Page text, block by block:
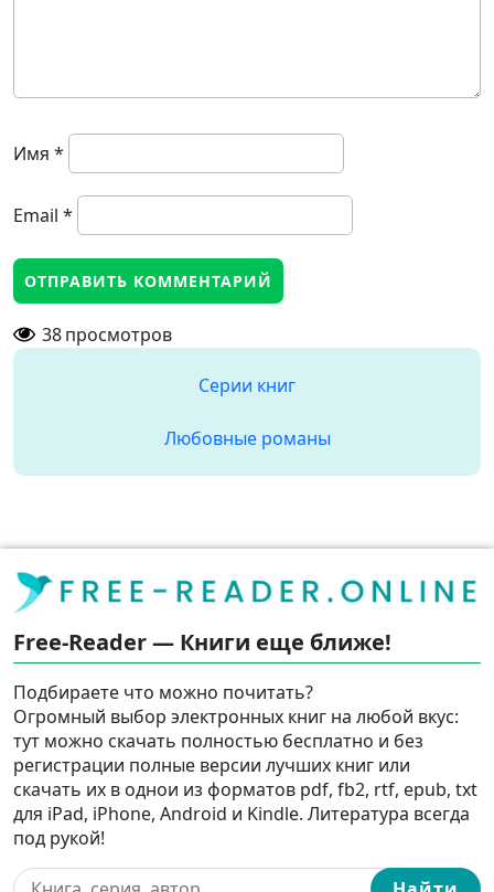
Имя *
Email *
38просмотров
Серии книг
Любовные романы
Free-Reader — Книги еще ближе!
Подбираете что можно почитать?
Огромный выбор электронных книг на любой вкус:
тут можно скачать полностью бесплатно и без
регистрации полные версии лучших книг или
скачать их в однои из форматов pdf, fb2, rtf, epub, txt
для iPad, iPhone, Android и Kindle. Литература всегда
под рукой!